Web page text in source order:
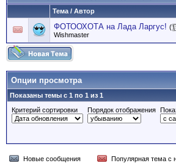
Тема / Автор
ФОТООХОТА на Лада Ларгус! (
Wishmaster
Опции просмотра
Показаны темы с 1 по 1 из 1
Критерий сортировки
Порядок отображения
Новые сообщения
Популярная тема с